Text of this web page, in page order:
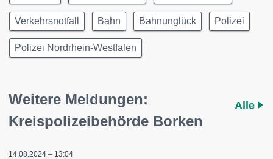
Verkehrsnotfall Bahn Bahnunglück Polizei
Polizei Nordrhein-Westfalen
Weitere Meldungen:
Kreispolizeibehörde Borken
Alle
14.08.2024 – 13:04